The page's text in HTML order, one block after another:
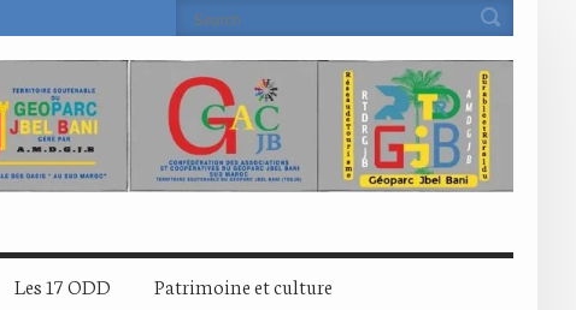
Les 17 ODD Patrimoine et culture